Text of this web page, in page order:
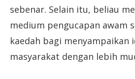
sebenar. Selain itu, beliau
medium pengucapan awam
kaedah bagi menyampaikan
masyarakat dengan lebih